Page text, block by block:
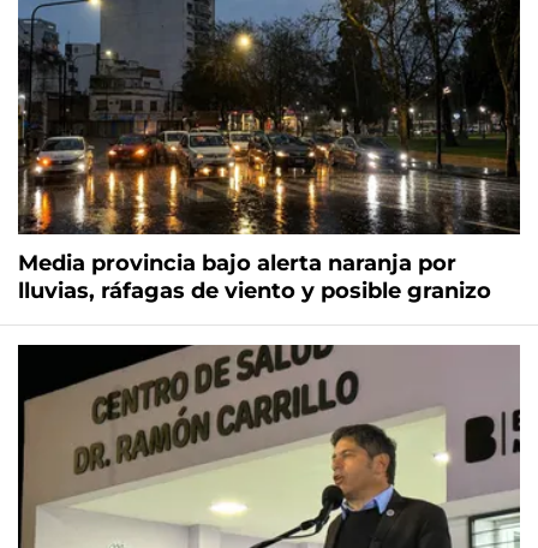
Media provincia bajo alerta naranja por
lluvias, ráfagas de viento y posible granizo